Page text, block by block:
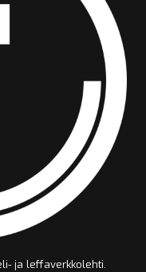
ja leffaverkkolehti.